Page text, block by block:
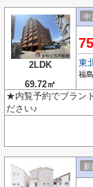
2LDK
69.72㎡
中
東
福
★内覧予約でブラン
ださい♪
新